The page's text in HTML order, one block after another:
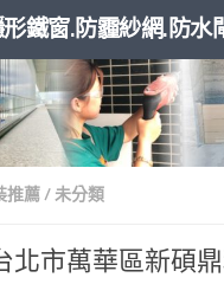
推薦/未分類
北市萬華區新碩